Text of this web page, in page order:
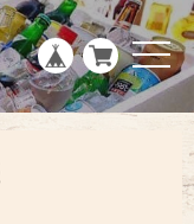
t
o
g
g
g
l
e
n
a
v
i